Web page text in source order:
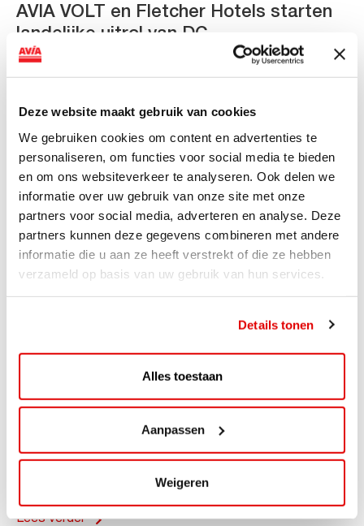
Deze website maakt gebruik van cookies
We gebruiken cookies om content en advertenties te
personaliseren, om functies voor social media te bieden
en om ons websiteverkeer te analyseren. Ook delen we
informatie over uw gebruik van onze site met onze
partners voor social media, adverteren en analyse. Deze
partners kunnen deze gegevens combineren met andere
informatie die u aan ze heeft verstrekt of die ze hebben
verzameld op basis van uw gebruik van hun services.
Details tonen
Alles toestaan
Aanpassen
Weigeren
AVIA VOLT en Fletcher Hotels starten
landelijke uitrol van DC-
snellaadinfrastructuur
van DC-snellaadinfrastructuur AVIA VOLT en...
Lees verder
ViaAVIA Super Deal: 20% korting bij
ViaAVIA Super Deal: €25 korting bij ViaLuxury Hotels
Lees verder